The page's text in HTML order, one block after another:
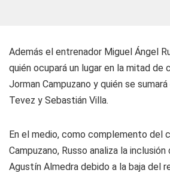
Además el entrenador Miguel Ángel
quién ocupará un lugar en la mitad de
Jorman Campuzano y quién se
Tevez y Sebastián Villa.
En el medio, como complemento del
Campuzano, Russo analiza la inclusión
Agustín Almedra debido a la baja del